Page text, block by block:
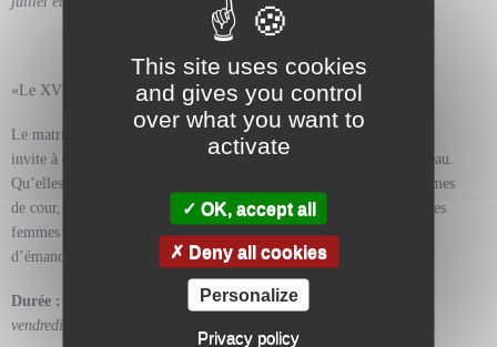
«Le XVIIIe siècle au féminin»
Le matrimoine est à l’honneur tout au long de cette visite qui vous
invite à découvrir les destinées extraordinaires des femmes du château.
Qu’elles fussent femmes des Lumières, femmes de pouvoir ou femmes
de cour, leurs histoires vous donneront à comprendre la condition des
femmes au XVIIIe siècle, entre devoir de représentation et désir
d’émancipation.
Durée : 1h. TOUT PUBLIC :Jeudi et dimanche à 16h45, et le
vendredi à 15h30.
This site uses cookies
and gives you control
over what you want to
activate
OK, accept all
Deny all cookies
Personalize
Privacy policy